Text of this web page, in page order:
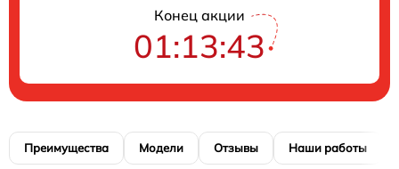
Конец акции
01:13:42
Преимущества Модели Отзывы Наши работы